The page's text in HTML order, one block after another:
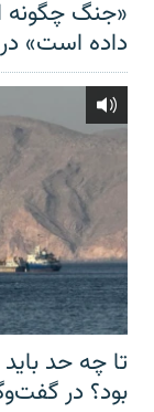
«جنگ چگونه
داده است»
تا چه حد
بود؟ در